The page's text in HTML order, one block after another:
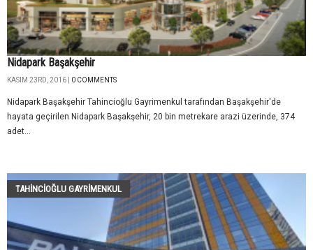
Nidapark Başakşehir
KASIM 23RD, 2016 | 0 COMMENTS
Nidapark Başakşehir Tahincioğlu Gayrimenkul tarafından Başakşehir'de
hayata geçirilen Nidapark Başakşehir, 20 bin metrekare arazi üzerinde, 374
adet...
TAHINCIOĞLU GAYRIMENKUL